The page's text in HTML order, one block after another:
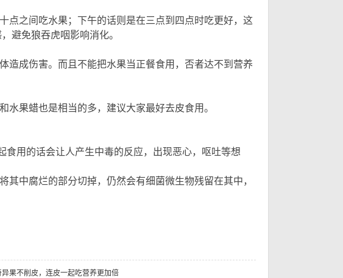
一 一
之间吃水果；下午的话则是在三点到四点时吃更好，这
避免狼吞虎咽影响消化。
成伤害。而且不能把水果当正餐食用，否者达不到营养
果蜡也是相当的多，建议大家最好去皮食用。
用的话会让人产生中毒的反应，出现恶心，呕吐等想
中腐烂的部分切掉，仍然会有细菌微生物残留在其中，
异果不削皮，连皮一起吃营养更加倍